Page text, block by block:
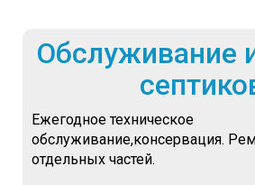
Обслуживание
Ежегодное техническое
обслуживание,консервация.
отдельных частей.